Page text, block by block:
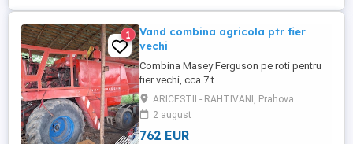
1
Vand combina agricola ptr fier
vechi
Combina Masey Ferguson pe roti pentru
fier vechi, cca 7 t .
ARICESTII - RAHTIVANI, Prahova
2 august
762 EUR